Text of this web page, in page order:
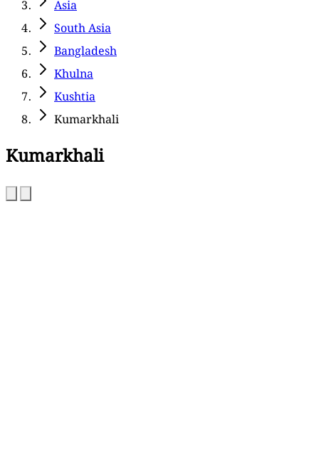
Asia
South Asia
Bangladesh
Khulna
Kushtia
Kumarkhali
Kumarkhali